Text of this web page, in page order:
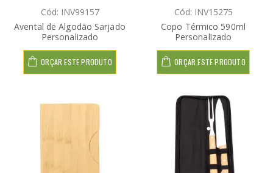
Cód: INV99157
Avental de Algodão Sarjado
Personalizado
ORÇAR ESTE PRODUTO
Cód: INV15275
Copo Térmico 590ml
Personalizado
ORÇAR ESTE PRODUTO